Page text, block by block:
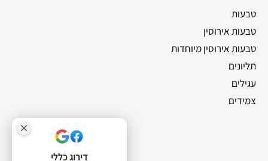
טבעות
טבעות אירוסין
טבעות אירוסין מיוחדות
תליונים
עגילים
צמידים
דירוג כללי